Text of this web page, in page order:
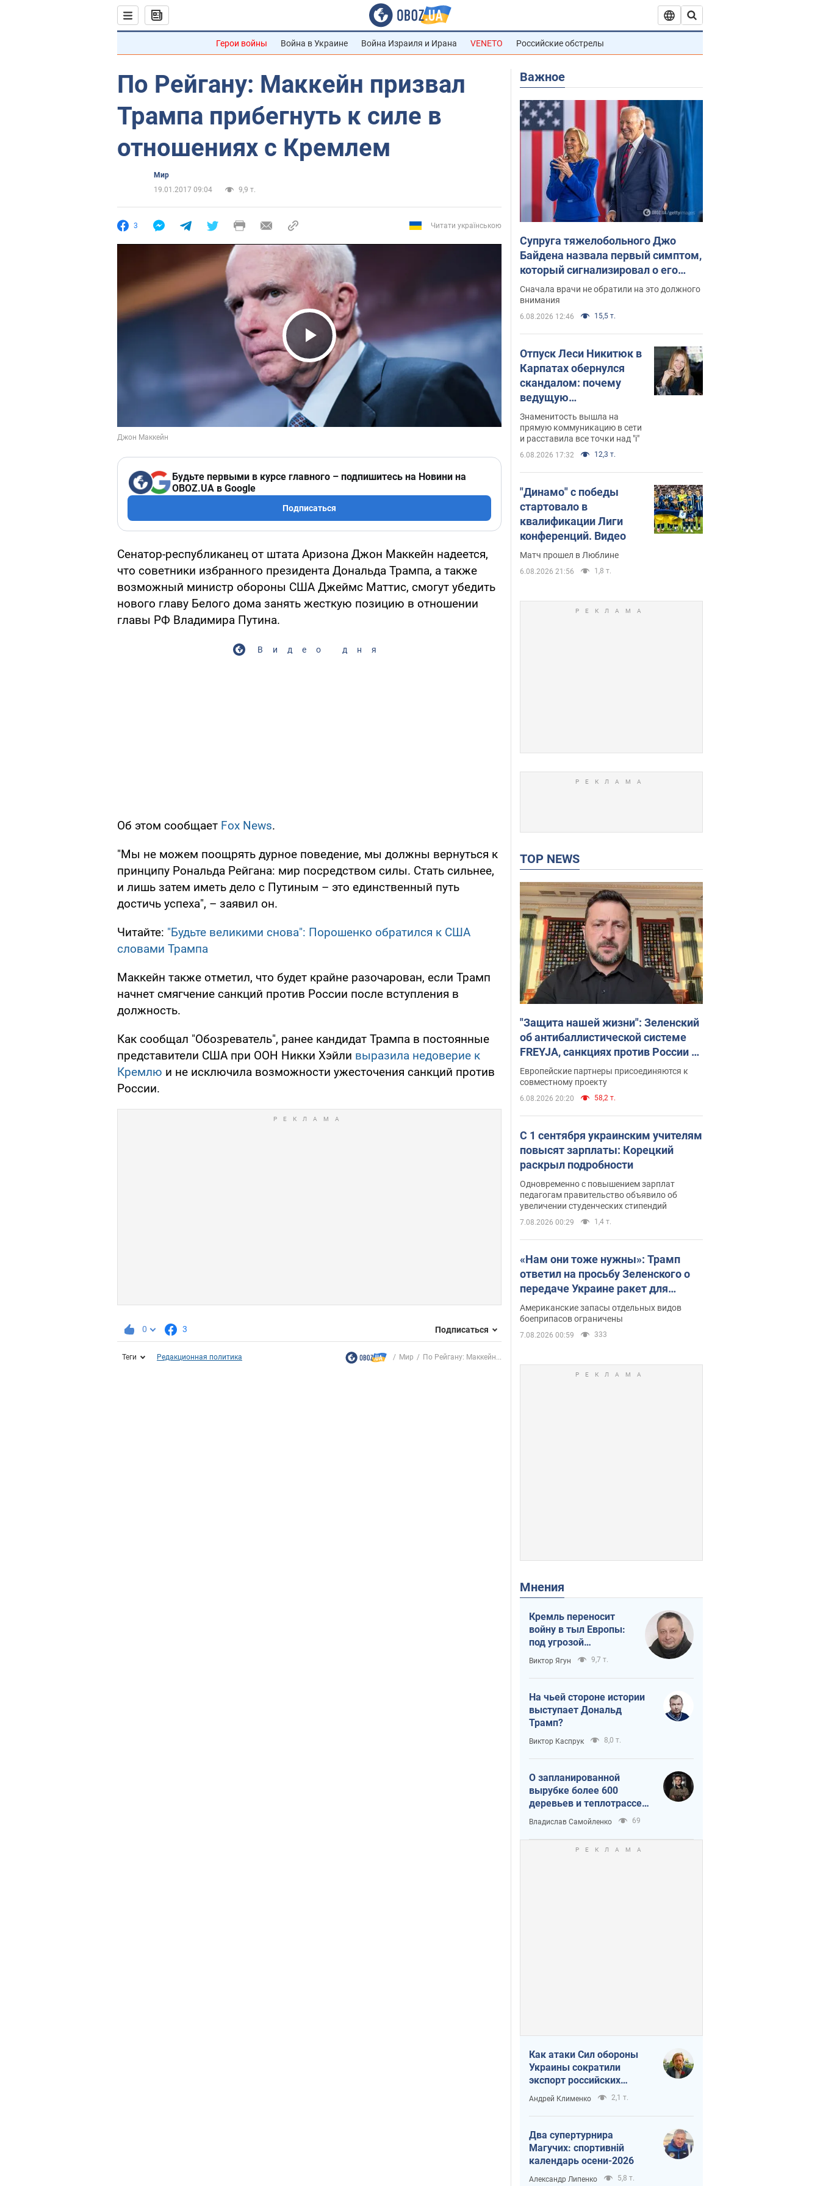
Герои войны Война в Украине Война Израиля и Ирана VENETO Российские обстрелы
По Рейгану: Маккейн призвал
Трампа прибегнуть к силе в
отношениях с Кремлем
Мир
19.01.2017 09:04
9,9 т.
3 Читати українською
Play Video
Будьте первыми в курсе главного – подпишитесь на Новини на
OBOZ.UA в Google
Подписаться
Сенатор-республиканец от штата Аризона Джон Маккейн надеется,
что советники избранного президента Дональда Трампа, а также
возможный министр обороны США Джеймс Маттис, смогут убедить
нового главу Белого дома занять жесткую позицию в отношении
главы РФ Владимира Путина.
Видео дня
Об этом сообщает Fox News.
"Мы не можем поощрять дурное поведение, мы должны вернуться к
принципу Рональда Рейгана: мир посредством силы. Стать сильнее,
и лишь затем иметь дело с Путиным – это единственный путь
достичь успеха", – заявил он.
Читайте: "Будьте великими снова": Порошенко обратился к США
словами Трампа
Маккейн также отметил, что будет крайне разочарован, если Трамп
начнет смягчение санкций против России после вступления в
должность.
Как сообщал "Обозреватель", ранее кандидат Трампа в постоянные
представители США при ООН Никки Хэйли выразила недоверие к
Кремлю и не исключила возможности ужесточения санкций против
России.
0 3 Подписаться
Теги Редакционная политика Мир По Рейгану: Маккейн...
Важное
Супруга тяжелобольного Джо
Байдена назвала первый симптом,
который сигнализировал о его
"агрессивном" раке
Сначала врачи не обратили на это должного
внимания
6.08.2026 12:46 15,5 т.
Отпуск Леси Никитюк в
Карпатах обернулся
скандалом: почему
ведущую
несправедливо
захейтили
Знаменитость вышла на
прямую коммуникацию в сети
и расставила все точки над "i"
6.08.2026 17:32 12,3 т.
"Динамо" с победы
стартовало в
квалификации Лиги
конференций. Видео
Матч прошел в Люблине
6.08.2026 21:56 1,8 т.
TOP NEWS
"Защита нашей жизни": Зеленский
об антибаллистической системе
FREYJA, санкциях против России и
поддержке аграриев. Видео
Европейские партнеры присоединяются к
совместному проекту
6.08.2026 20:20 58,2 т.
С 1 сентября украинским учителям
повысят зарплаты: Корецкий
раскрыл подробности
Одновременно с повышением зарплат
педагогам правительство объявило об
увеличении студенческих стипендий
7.08.2026 00:29 1,4 т.
«Нам они тоже нужны»: Трамп
ответил на просьбу Зеленского о
передаче Украине ракет для
Patriot
Американские запасы отдельных видов
боеприпасов ограничены
7.08.2026 00:59 333
Мнения
Кремль переносит
войну в тыл Европы:
под угрозой
критическая
логистика
Виктор Ягун 9,7 т.
На чьей стороне истории
выступает Дональд
Трамп?
Виктор Каспрук 8,0 т.
О запланированной
вырубке более 600
деревьев и теплотрассе:
что происходит на
Теремках в Киеве
Владислав Самойленко 69
Как атаки Сил обороны
Украины сократили
экспорт российских
нефтепродуктов
Андрей Клименко 2,1 т.
Два супертурнира
Магучих: спортивній
календарь осени-2026
Александр Липенко 5,8 т.